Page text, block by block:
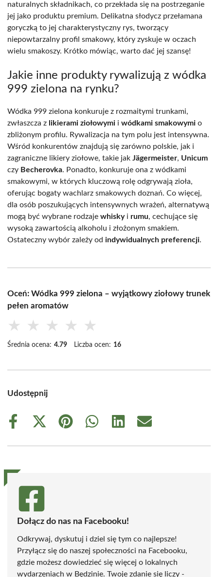
naturalnych składnikach, co przekłada się na postrzeganie
jej jako produktu premium. Delikatna słodycz przełamana
goryczką to jej charakterystyczny rys, tworzący
niepowtarzalny profil smakowy, który zyskuje w oczach
wielu smakoszy. Krótko mówiąc, warto dać jej szansę!
Jakie inne produkty rywalizują z wódka
999 zielona na rynku?
Wódka 999 zielona konkuruje z rozmaitymi trunkami,
zwłaszcza z likierami ziołowymi i wódkami smakowymi o
zbliżonym profilu. Rywalizacja na tym polu jest intensywna.
Wśród konkurentów znajdują się zarówno polskie, jak i
zagraniczne likiery ziołowe, takie jak Jägermeister, Unicum
czy Becherovka. Ponadto, konkuruje ona z wódkami
smakowymi, w których kluczową rolę odgrywają zioła,
oferując bogaty wachlarz smakowych doznań. Co więcej,
dla osób poszukujących intensywnych wrażeń, alternatywą
mogą być wybrane rodzaje whiskyi rumu, cechujące się
wysoką zawartością alkoholu i złożonym smakiem.
Ostateczny wybór zależy od indywidualnych preferencji.
Oceń: Wódka 999 zielona – wyjątkowy ziołowy trunek
pełen aromatów
★ ★ ★ ★ ★
Średnia ocena: 4.79 Liczba ocen: 16
Udostępnij
Share
Share
(Twitter)
Share
Share
Share
Share
Dołącz do nas na Facebooku!
Odkrywaj, dyskutuj i dziel się tym co najlepsze!
Przyłącz się do naszej społeczności na Facebooku,
gdzie możesz dowiedzieć się więcej o lokalnych
wydarzeniach w Będzinie. Twoje zdanie się liczy -